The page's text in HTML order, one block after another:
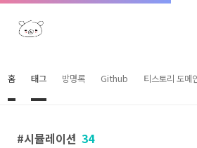
본문 바로가기
홈 태그 방명록 Github 티스토리 도메
시뮬레이션 34